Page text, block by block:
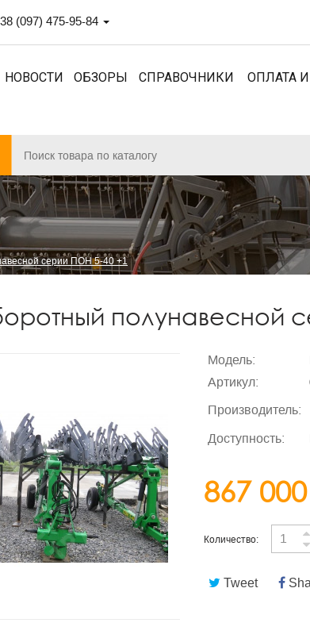
(097) 475-95-84
НОВОСТИ ОБЗОРЫ СПРАВОЧНИКИ ОПЛАТА
серии ПОН 5-40 +1
полунавесной
Модель:
Артикул:
Производитель:
Доступность:
867
Количество:
Tweet